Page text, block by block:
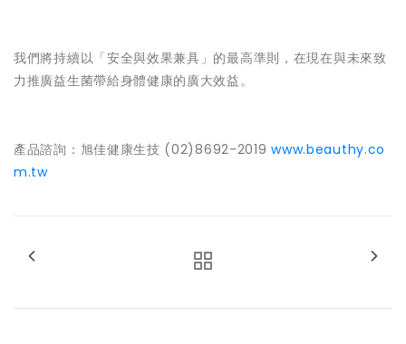
我們將持續以「安全與效果兼具」的最高準則，在現在與未來致
力推廣益生菌帶給身體健康的廣大效益。
產品諮詢：旭佳健康生技 (02)8692-2019www.beauthy.co
m.tw